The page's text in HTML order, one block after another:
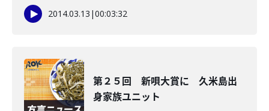
2014.03.13 |00:03:32
第２５回 新唄大賞に 久米島出
身家族ユニット